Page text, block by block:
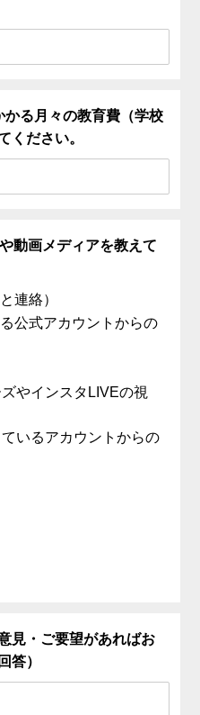
る月々の教育費（学校
ください。
動画メディアを教えて
連絡）
公式アカウントからの
やインスタLIVEの視
いるアカウントからの
見・ご要望があればお
答）